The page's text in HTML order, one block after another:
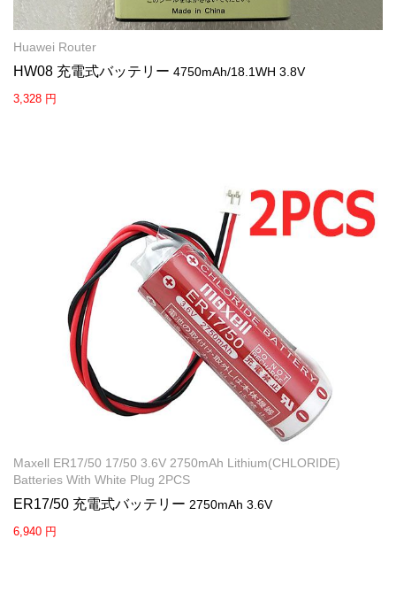
Huawei Router
HW08 充電式バッテリー 4750mAh/18.1WH 3.8V
3,328 円
Maxell ER17/50 17/50 3.6V 2750mAh Lithium(CHLORIDE)
Batteries With White Plug 2PCS
ER17/50 充電式バッテリー 2750mAh 3.6V
6,940 円